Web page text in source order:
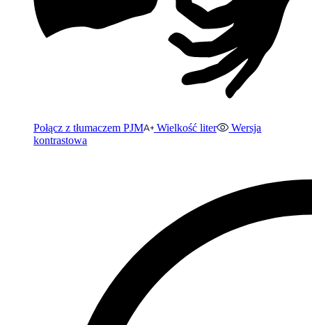
Połącz z tłumaczem PJM Wielkość liter
Wersja
kontrastowa